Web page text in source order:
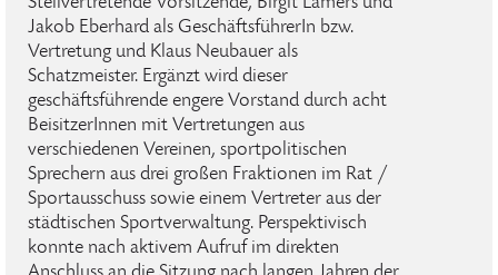
Jakob Eberhard als GeschäftsführerIn bzw.
Vertretung und Klaus Neubauer als
Schatzmeister. Ergänzt wird dieser
geschäftsführende engere Vorstand durch acht
BeisitzerInnen mit Vertretungen aus
verschiedenen Vereinen, sportpolitischen
Sprechern aus drei großen Fraktionen im Rat /
Sportausschuss sowie einem Vertreter aus der
städtischen Sportverwaltung. Perspektivisch
konnte nach aktivem Aufruf im direkten